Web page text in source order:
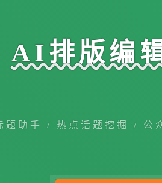
AI排版编
题助手 / 热点话题挖掘 / 公